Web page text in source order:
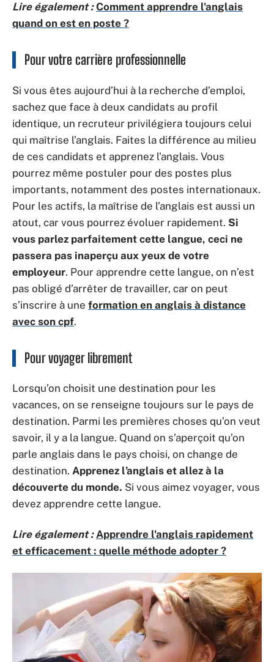
Lire également : Comment apprendre l'anglais
quand on est en poste ?
Pour votre carrière professionnelle
Si vous êtes aujourd’hui à la recherche d’emploi,
sachez que face à deux candidats au profil
identique, un recruteur privilégiera toujours celui
qui maîtrise l’anglais. Faites la différence au milieu
de ces candidats et apprenez l’anglais. Vous
pourrez même postuler pour des postes plus
importants, notamment des postes internationaux.
Pour les actifs, la maîtrise de l’anglais est aussi un
atout, car vous pourrez évoluer rapidement. Si
vous parlez parfaitement cette langue, ceci ne
passera pas inaperçu aux yeux de votre
employeur. Pour apprendre cette langue, on n’est
pas obligé d’arrêter de travailler, car on peut
s’inscrire à une formation en anglais à distance
avec son cpf.
Pour voyager librement
Lorsqu’on choisit une destination pour les
vacances, on se renseigne toujours sur le pays de
destination. Parmi les premières choses qu’on veut
savoir, il y a la langue. Quand on s’aperçoit qu’on
parle anglais dans le pays choisi, on change de
destination. Apprenez l’anglais et allez à la
découverte du monde. Si vous aimez voyager, vous
devez apprendre cette langue.
Lire également : Apprendre l'anglais rapidement
et efficacement : quelle méthode adopter ?